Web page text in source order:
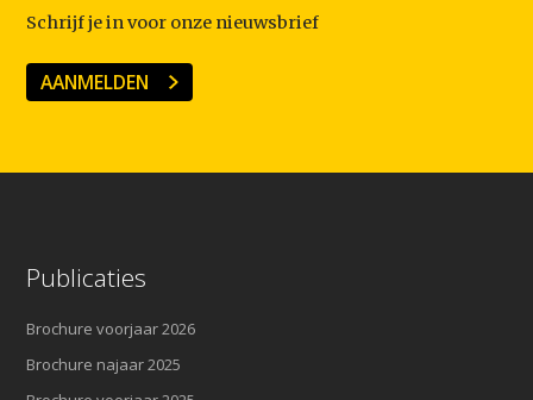
Schrijf je in voor onze nieuwsbrief
AANMELDEN
Publicaties
Brochure voorjaar 2026
Brochure najaar 2025